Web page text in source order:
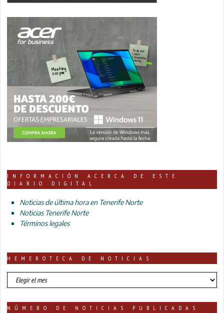
INFORMACIÓN ACERCA DE ESTE
DIARIO DIGITAL
Noticias de última hora en Tenerife Norte
Noticias Tenerife Norte
Términos legales
HEMEROTECA DE NOTICIAS
HEMEROTECA
DE
NÚMERO DE NOTICIAS PUBLICADAS